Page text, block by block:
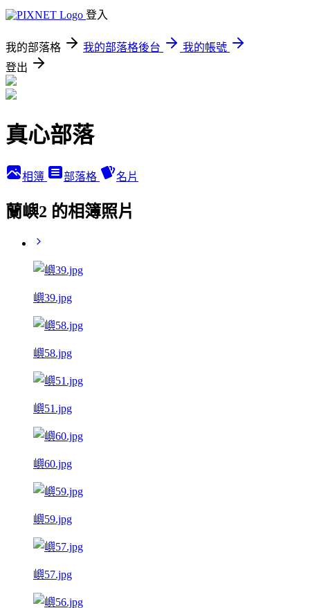
登入
我的部落格 我的部落格後台
我的帳號
登出
真心部落
相簿 部落格 名片
蘭嶼2 的相簿照片
嶼39.jpg
嶼58.jpg
嶼51.jpg
嶼60.jpg
嶼59.jpg
嶼57.jpg